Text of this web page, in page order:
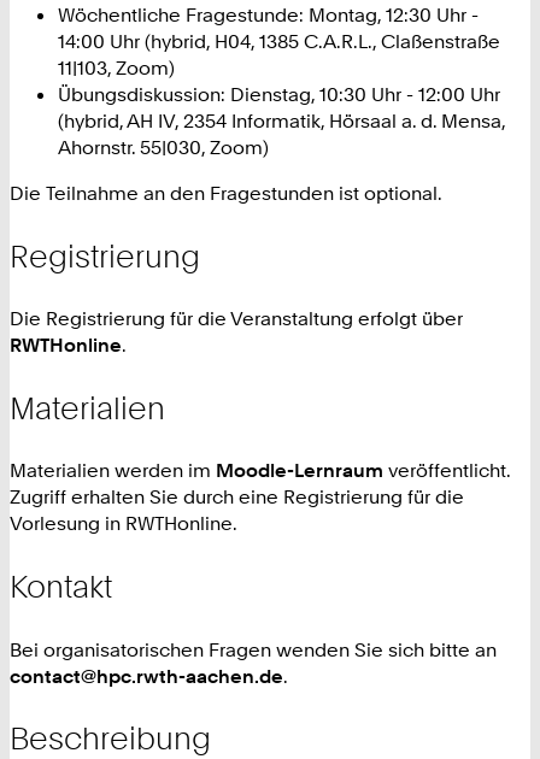
Wöchentliche Fragestunde: Montag, 12:30 Uhr -
14:00 Uhr (hybrid, H04, 1385 C.A.R.L., Claßenstraße
11|103, Zoom)
Übungsdiskussion: Dienstag, 10:30 Uhr - 12:00 Uhr
(hybrid,AH IV, 2354 Informatik, Hörsaal a. d. Mensa,
Ahornstr. 55|030, Zoom)
Die Teilnahme an den Fragestunden ist optional.
Registrierung
Die Registrierung für die Veranstaltung erfolgt über
RWTHonline.
Materialien
Materialien werden im Moodle-Lernraum veröffentlicht.
Zugriff erhalten Sie durch eine Registrierung für die
Vorlesung in RWTHonline.
Kontakt
Bei organisatorischen Fragen wenden Sie sich bitte an
contact@hpc.rwth-aachen.de.
Beschreibung